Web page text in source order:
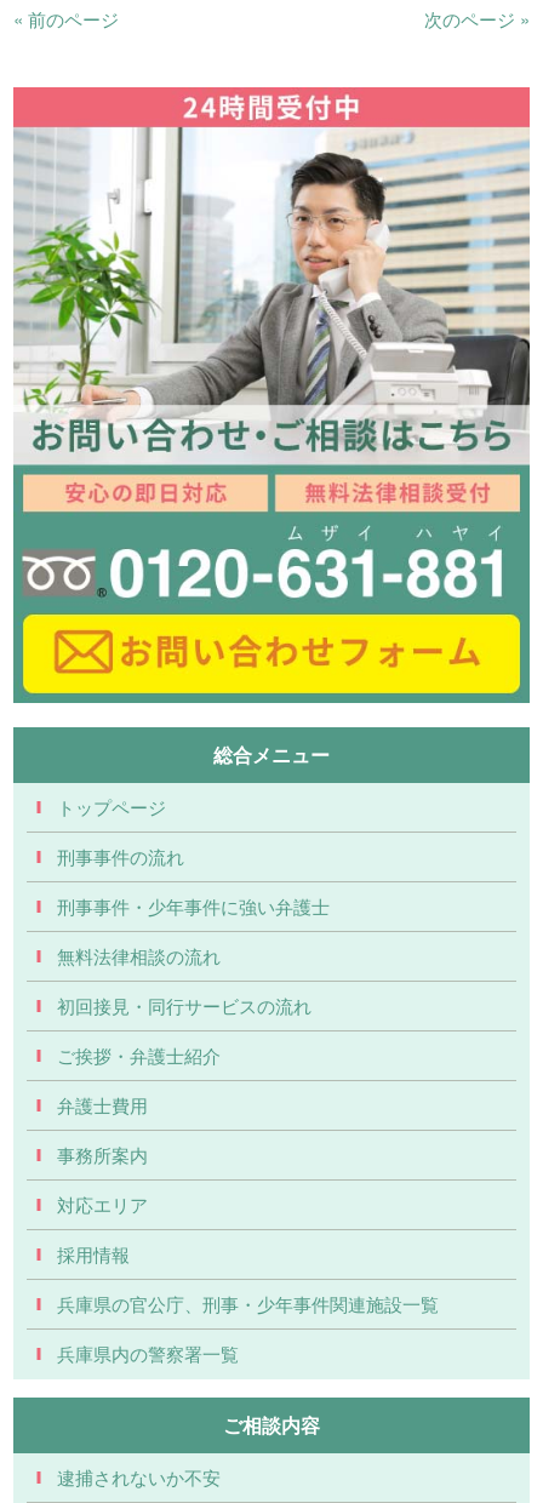
« 前のページ 次のページ »
総合メニュー
トップページ
刑事事件の流れ
刑事事件・少年事件に強い弁護士
無料法律相談の流れ
初回接見・同行サービスの流れ
ご挨拶・弁護士紹介
弁護士費用
事務所案内
対応エリア
採用情報
兵庫県の官公庁、刑事・少年事件関連施設一覧
兵庫県内の警察署一覧
ご相談内容
逮捕されないか不安